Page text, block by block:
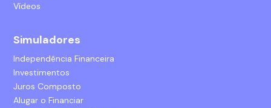
Vídeos
Simuladores
Independência Financeira
Investimentos
Juros Composto
Alugar o Financiar